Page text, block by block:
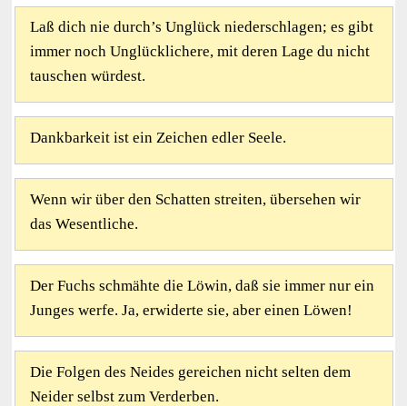
Laß dich nie durch’s Unglück niederschlagen; es gibt
immer noch Unglücklichere, mit deren Lage du nicht
tauschen würdest.
Dankbarkeit ist ein Zeichen edler Seele.
Wenn wir über den Schatten streiten, übersehen wir
das Wesentliche.
Der Fuchs schmähte die Löwin, daß sie immer nur ein
Junges werfe. Ja, erwiderte sie, aber einen Löwen!
Die Folgen des Neides gereichen nicht selten dem
Neider selbst zum Verderben.